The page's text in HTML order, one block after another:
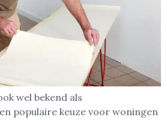
wel bekend als
populaire keuze voor woningen